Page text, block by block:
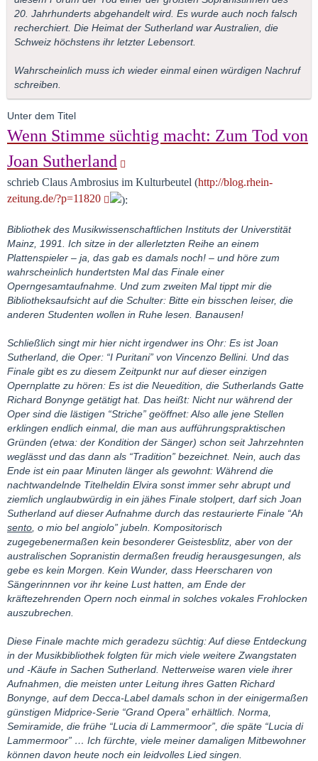
20. Jahrhunderts abgehandelt wird. Es wurde auch noch falsch
recherchiert. Die Heimat der Sutherland war Australien, die
Schweiz höchstens ihr letzter Lebensort.
Wahrscheinlich muss ich wieder einmal einen würdigen Nachruf
schreiben.
Unter dem Titel
Wenn Stimme süchtig macht: Zum Tod von
Joan Sutherland
schrieb Claus Ambrosius im Kulturbeutel (http://blog.rhein-
zeitung.de/?p=11820
Bibliothek des Musikwissenschaftlichen Instituts der Universtität
Mainz, 1991. Ich sitze in der allerletzten Reihe an einem
Plattenspieler – ja, das gab es damals noch! – und höre zum
wahrscheinlich hundertsten Mal das Finale einer
Operngesamtaufnahme. Und zum zweiten Mal tippt mir die
Bibliotheksaufsicht auf die Schulter: Bitte ein bisschen leiser, die
anderen Studenten wollen in Ruhe lesen. Banausen!
Schließlich singt mir hier nicht irgendwer ins Ohr: Es ist Joan
Sutherland, die Oper: “I Puritani” von Vincenzo Bellini. Und das
Finale gibt es zu diesem Zeitpunkt nur auf dieser einzigen
Opernplatte zu hören: Es ist die Neuedition, die Sutherlands Gatte
Richard Bonynge getätigt hat. Das heißt: Nicht nur während der
Oper sind die lästigen “Striche” geöffnet: Also alle jene Stellen
erklingen endlich einmal, die man aus aufführungspraktischen
Gründen (etwa: der Kondition der Sänger) schon seit Jahrzehnten
weglässt und das dann als “Tradition” bezeichnet. Nein, auch das
Ende ist ein paar Minuten länger als gewohnt: Während die
nachtwandelnde Titelheldin Elvira sonst immer sehr abrupt und
ziemlich unglaubwürdig in ein jähes Finale stolpert, darf sich Joan
Sutherland auf dieser Aufnahme durch das restaurierte Finale “Ah
sento , o mio bel angiolo” jubeln. Kompositorisch
zugegebenermaßen kein besonderer Geistesblitz, aber von der
australischen Sopranistin dermaßen freudig herausgesungen, als
gebe es kein Morgen. Kein Wunder, dass Heerscharen von
Sängerinnnen vor ihr keine Lust hatten, am Ende der
kräftezehrenden Opern noch einmal in solches vokales Frohlocken
auszubrechen.
Diese Finale machte mich geradezu süchtig: Auf diese Entdeckung
in der Musikbibliothek folgten für mich viele weitere Zwangstaten
und -Käufe in Sachen Sutherland. Netterweise waren viele ihrer
Aufnahmen, die meisten unter Leitung ihres Gatten Richard
Bonynge, auf dem Decca-Label damals schon in der einigermaßen
günstigen Midprice-Serie “Grand Opera” erhältlich. Norma,
Semiramide, die frühe “Lucia di Lammermoor”, die späte “Lucia di
Lammermoor” … Ich fürchte, viele meiner damaligen Mitbewohner
können davon heute noch ein leidvolles Lied singen.